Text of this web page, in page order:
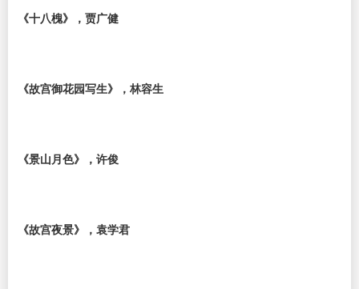
《十八槐》，贾广健
《故宫御花园写生》，林容生
《景山月色》，许俊
《故宫夜景》，袁学君